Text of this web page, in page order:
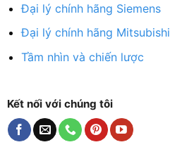
Đại lý chính hãng Siemens
Đại lý chính hãng Mitsubishi
Tầm nhìn và chiến lược
Kết nối với chúng tôi